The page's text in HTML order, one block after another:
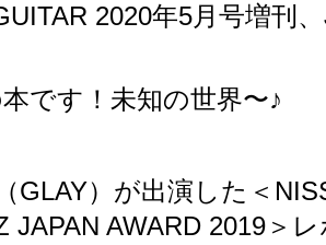
2020年5月号増刊
です！未知の世界〜♪
GLAY）が出演した＜
JAPAN AWARD 2019＞